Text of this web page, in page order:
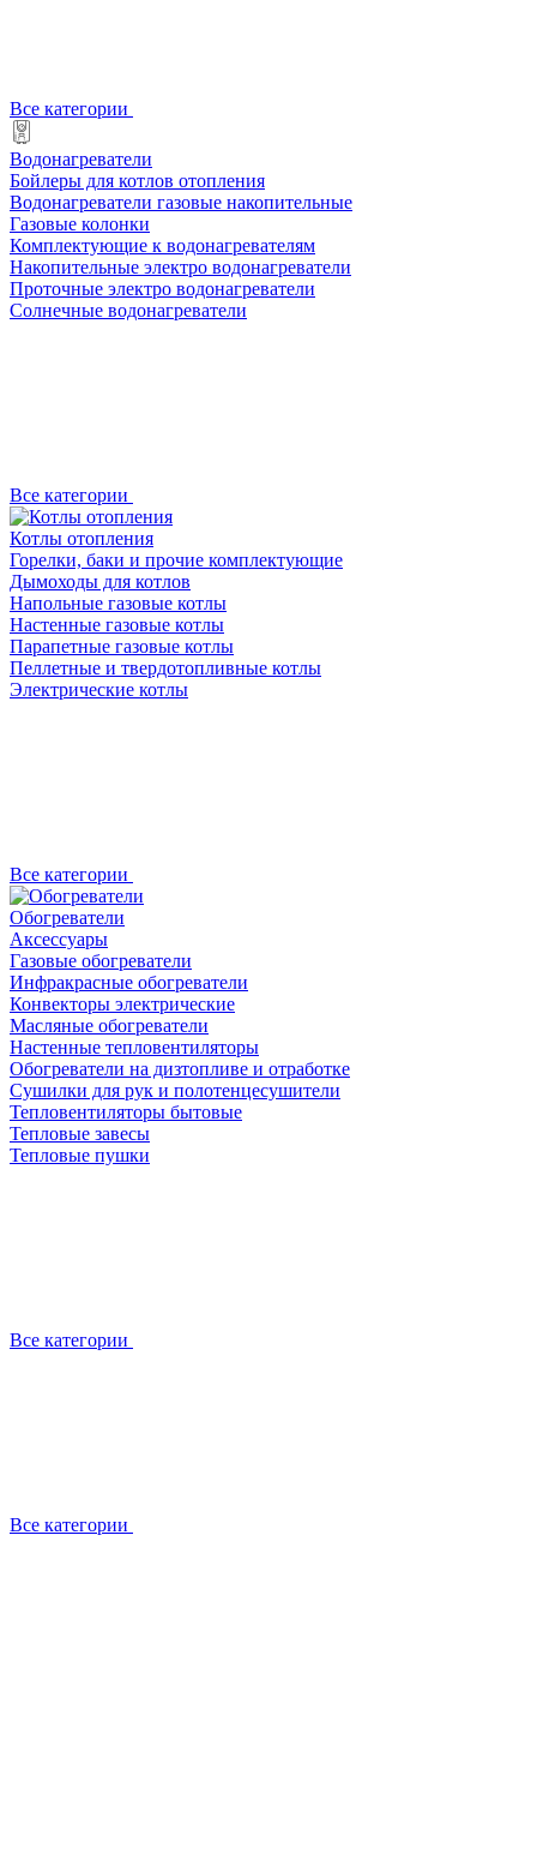
Все категории
Водонагреватели
Бойлеры для котлов отопления
Водонагреватели газовые накопительные
Газовые колонки
Комплектующие к водонагревателям
Накопительные электро водонагреватели
Проточные электро водонагреватели
Солнечные водонагреватели
Все категории
Котлы отопления
Горелки, баки и прочие комплектующие
Дымоходы для котлов
Напольные газовые котлы
Настенные газовые котлы
Парапетные газовые котлы
Пеллетные и твердотопливные котлы
Электрические котлы
Все категории
Обогреватели
Аксессуары
Газовые обогреватели
Инфракрасные обогреватели
Конвекторы электрические
Масляные обогреватели
Настенные тепловентиляторы
Обогреватели на дизтопливе и отработке
Сушилки для рук и полотенцесушители
Тепловентиляторы бытовые
Тепловые завесы
Тепловые пушки
Все категории
Все категории